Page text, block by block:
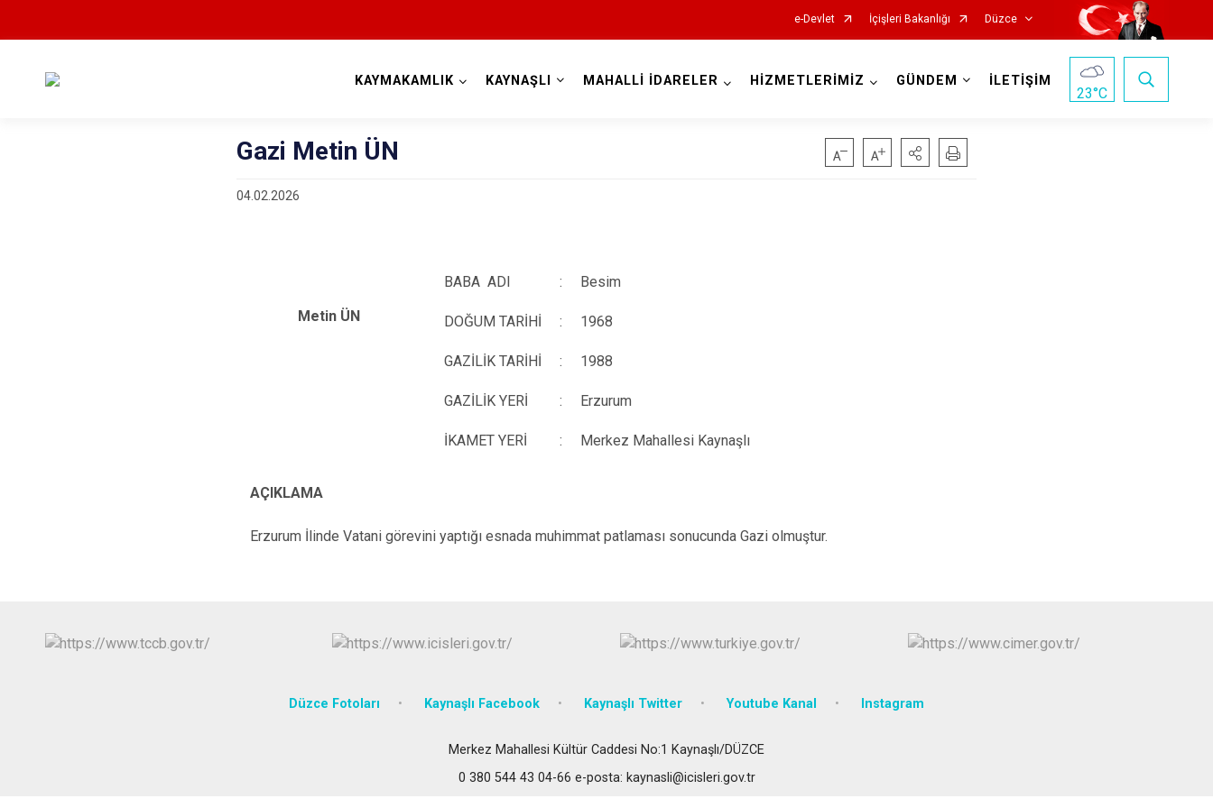
e-Devlet İçişleri Bakanlığı Düzce
Kaynaşlı
KAYMAKAMLIK KAYNAŞLI MAHALLİ İDARELER HİZMETLERİMİZ GÜNDEM İLETİŞİM
23°C
Gazi Metin ÜN
04.02.2026
Metin ÜN
BABA ADI : Besim
DOĞUM TARİHİ : 1968
GAZİLİK TARİHİ : 1988
GAZİLİK YERİ : Erzurum
İKAMET YERİ : Merkez Mahallesi Kaynaşlı
AÇIKLAMA
Erzurum İlinde Vatani görevini yaptığı esnada muhimmat patlaması sonucunda Gazi olmuştur.
Düzce Fotoları Kaynaşlı Facebook Kaynaşlı Twitter Youtube Kanal Instagram
Merkez Mahallesi Kültür Caddesi No:1 Kaynaşlı/DÜZCE
0 380 544 43 04-66 e-posta: kaynasli@icisleri.gov.tr